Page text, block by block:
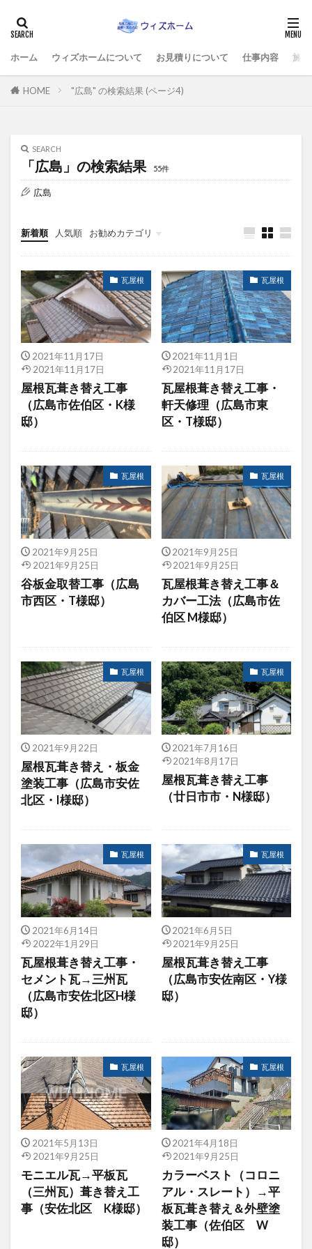
ホーム ウィズホームについて お見積りについて 仕事内容 施
HOME "広島" の検索結果 (ページ4)
SEARCH
「広島」の検索結果 55件
広島
新着順 人気順 お勧めカテゴリ
施工例すべて
瓦屋根
2021年11月17日
2021年11月17日
屋根瓦葺き替え工事
（広島市佐伯区・K様
邸）
瓦屋根
2021年11月1日
2021年11月17日
瓦屋根葺き替え工事・
軒天修理（広島市東
区・T様邸）
瓦屋根
2021年9月25日
2021年9月25日
谷板金取替工事（広島
市西区・T様邸）
瓦屋根
2021年9月25日
2021年9月25日
瓦屋根葺き替え工事＆
カバー工法（広島市佐
伯区 M様邸）
瓦屋根
2021年9月22日
屋根瓦葺き替え・板金
塗装工事（広島市安佐
北区・I様邸）
瓦屋根
2021年7月16日
2021年8月17日
屋根瓦葺き替え工事
（廿日市市・N様邸）
瓦屋根
2021年6月14日
2022年1月29日
瓦屋根葺き替え工事・
セメント瓦→三州瓦
（広島市安佐北区H様
邸）
瓦屋根
2021年6月5日
2021年9月25日
屋根瓦葺き替え工事
（広島市安佐南区・Y様
邸）
瓦屋根
2021年5月13日
2021年9月25日
モニエル瓦→平板瓦
（三州瓦）葺き替え工
事（安佐北区 K様邸）
瓦屋根
2021年4月18日
2021年9月25日
カラーベスト（コロニ
アル・スレート）→平
板瓦葺き替え＆外壁塗
装工事（佐伯区 W
邸）